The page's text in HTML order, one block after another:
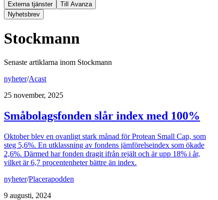
Externa tjänster
Till Avanza
Nyhetsbrev
Stockmann
Senaste artiklarna inom Stockmann
nyheter/Acast
25 november, 2025
Småbolagsfonden slår index med 100%
Oktober blev en ovanligt stark månad för Protean Small Cap, som
steg 5,6%. En utklassning av fondens jämförelseindex som ökade
2,6%. Därmed har fonden dragit ifrån rejält och är upp 18% i år,
vilket är 6,7 procentenheter bättre än index.
nyheter/Placerapodden
9 augusti, 2024